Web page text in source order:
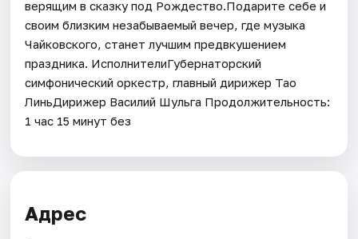
верящим в сказку под Рождество.Подарите себе и
своим близким незабываемый вечер, где музыка
Чайковского, станет лучшим предвкушением
праздника. ИсполнителиГубернаторский
симфонический оркестр, главный дирижер Тао
ЛиньДирижер Василий Шульга Продолжительность:
1 час 15 минут без
Адрес